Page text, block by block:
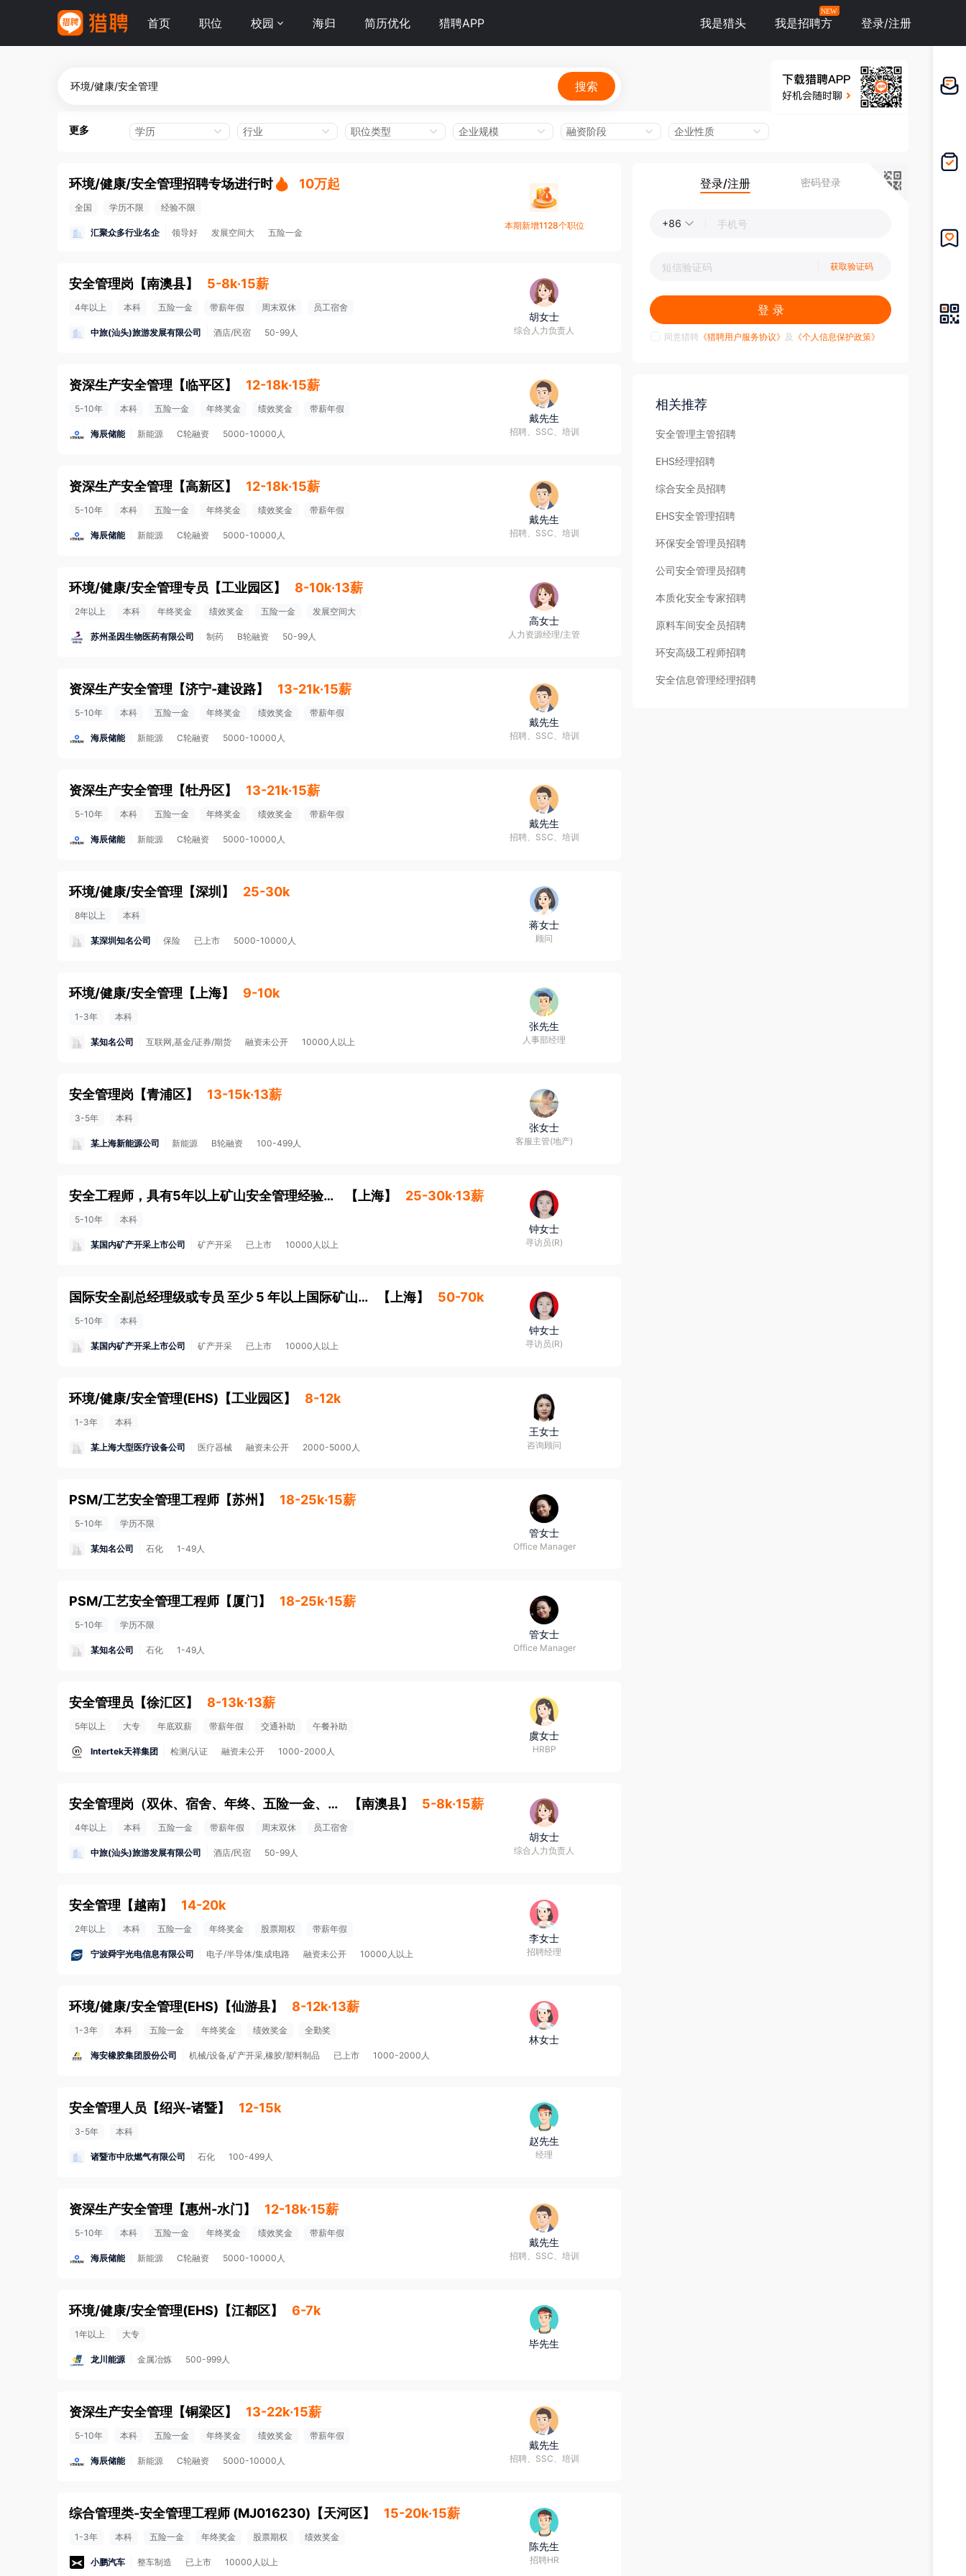
首页 职位 校园 海归 简历优化 猎聘APP 我是猎头 我是招聘方
NEW
登录/注册
搜索
更多 学历 行业 职位类型 企业规模 融资阶段 企业性质
环境/健康/安全管理招聘专场进行时 10万起
全国 学历不限 经验不限
汇聚众多行业名企 领导好 发展空间大 五险一金
本期新增1128个职位
安全管理岗 【南澳县】 5-8k·15薪
4年以上 本科 五险一金 带薪年假 周末双休 员工宿舍
中旅(汕头)旅游发展有限公司 酒店/民宿 50-99人
胡女士
综合人力负责人
资深生产安全管理 【临平区】 12-18k·15薪
5-10年 本科 五险一金 年终奖金 绩效奖金 带薪年假
海辰储能 新能源 C轮融资 5000-10000人
戴先生
招聘、SSC、培训
资深生产安全管理 【高新区】 12-18k·15薪
5-10年 本科 五险一金 年终奖金 绩效奖金 带薪年假
海辰储能 新能源 C轮融资 5000-10000人
戴先生
招聘、SSC、培训
环境/健康/安全管理专员 【工业园区】 8-10k·13薪
2年以上 本科 年终奖金 绩效奖金 五险一金 发展空间大
苏州圣因生物医药有限公司 制药 B轮融资 50-99人
高女士
人力资源经理/主管
资深生产安全管理 【济宁-建设路】 13-21k·15薪
5-10年 本科 五险一金 年终奖金 绩效奖金 带薪年假
海辰储能 新能源 C轮融资 5000-10000人
戴先生
招聘、SSC、培训
资深生产安全管理 【牡丹区】 13-21k·15薪
5-10年 本科 五险一金 年终奖金 绩效奖金 带薪年假
海辰储能 新能源 C轮融资 5000-10000人
戴先生
招聘、SSC、培训
环境/健康/安全管理 【深圳 】 25-30k
8年以上 本科
某深圳知名公司 保险 已上市 5000-10000人
蒋女士
顾问
环境/健康/安全管理 【 上海】 9-10k
1-3年 本科
某知名公司 互联网,基金/证券/期货 融资未公开 10000人以上
张先生
人事部经理
安全管理岗 【青浦区】 13-15k·13薪
3-5年 本科
某上海新能源公司 新能源 B轮融资 100-499人
张女士
客服主管(地产)
安全工程师，具有5年以上矿山安全管理经验，熟悉安全管理体系标准和矿山现场【福建上班，世界500强国企】 【 上海】 25-30k·13薪
5-10年 本科
某国内矿产开采上市公司 矿产开采 已上市 10000人以上
钟女士
寻访员(R)
国际安全副总经理级或专员 至少 5 年以上国际矿山安全管理经验【福建上班，世界500强国企】 【 上海】 50-70k
5-10年 本科
某国内矿产开采上市公司 矿产开采 已上市 10000人以上
钟女士
寻访员(R)
环境/健康/安全管理(EHS) 【工业园区】 8-12k
1-3年 本科
某上海大型医疗设备公司 医疗器械 融资未公开 2000-5000人
王女士
咨询顾问
PSM/工艺安全管理工程师 【苏州 】 18-25k·15薪
5-10年 学历不限
某知名公司 石化 1-49人
管女士
Office Manager
PSM/工艺安全管理工程师 【厦门 】 18-25k·15薪
5-10年 学历不限
某知名公司 石化 1-49人
管女士
Office Manager
安全管理员 【徐汇区】 8-13k·13薪
5年以上 大专 年底双薪 带薪年假 交通补助 午餐补助
Intertek天祥集团 检测/认证 融资未公开 1000-2000人
虞女士
HRBP
安全管理岗（双休、宿舍、年终、五险一金、体检） 【南澳县】 5-8k·15薪
4年以上 本科 五险一金 带薪年假 周末双休 员工宿舍
中旅(汕头)旅游发展有限公司 酒店/民宿 50-99人
胡女士
综合人力负责人
安全管理 【越南】 14-20k
2年以上 本科 五险一金 年终奖金 股票期权 带薪年假
宁波舜宇光电信息有限公司 电子/半导体/集成电路 融资未公开 10000人以上
李女士
招聘经理
环境/健康/安全管理(EHS) 【仙游县】 8-12k·13薪
1-3年 本科 五险一金 年终奖金 绩效奖金 全勤奖
海安橡胶集团股份公司 机械/设备,矿产开采,橡胶/塑料制品 已上市 1000-2000人
林女士
安全管理人员 【绍兴-诸暨】 12-15k
3-5年 本科
诸暨市中欣燃气有限公司 石化 100-499人
赵先生
经理
资深生产安全管理 【惠州-水门 】 12-18k·15薪
5-10年 本科 五险一金 年终奖金 绩效奖金 带薪年假
海辰储能 新能源 C轮融资 5000-10000人
戴先生
招聘、SSC、培训
环境/健康/安全管理(EHS) 【江都区】 6-7k
1年以上 大专
龙川能源 金属冶炼 500-999人
毕先生
资深生产安全管理 【铜梁区】 13-22k·15薪
5-10年 本科 五险一金 年终奖金 绩效奖金 带薪年假
海辰储能 新能源 C轮融资 5000-10000人
戴先生
招聘、SSC、培训
综合管理类-安全管理工程师 (MJ016230) 【天河区】 15-20k·15薪
1-3年 本科 五险一金 年终奖金 股票期权 绩效奖金
小鹏汽车 整车制造 已上市 10000人以上
陈先生
招聘HR
登录/注册 密码登录
+86
获取验证码
登 录
同意猎聘 《猎聘用户服务协议》 及 《个人信息保护政策》
相关推荐
安全管理主管招聘
EHS经理招聘
综合安全员招聘
EHS安全管理招聘
环保安全管理员招聘
公司安全管理员招聘
本质化安全专家招聘
原料车间安全员招聘
环安高级工程师招聘
安全信息管理经理招聘